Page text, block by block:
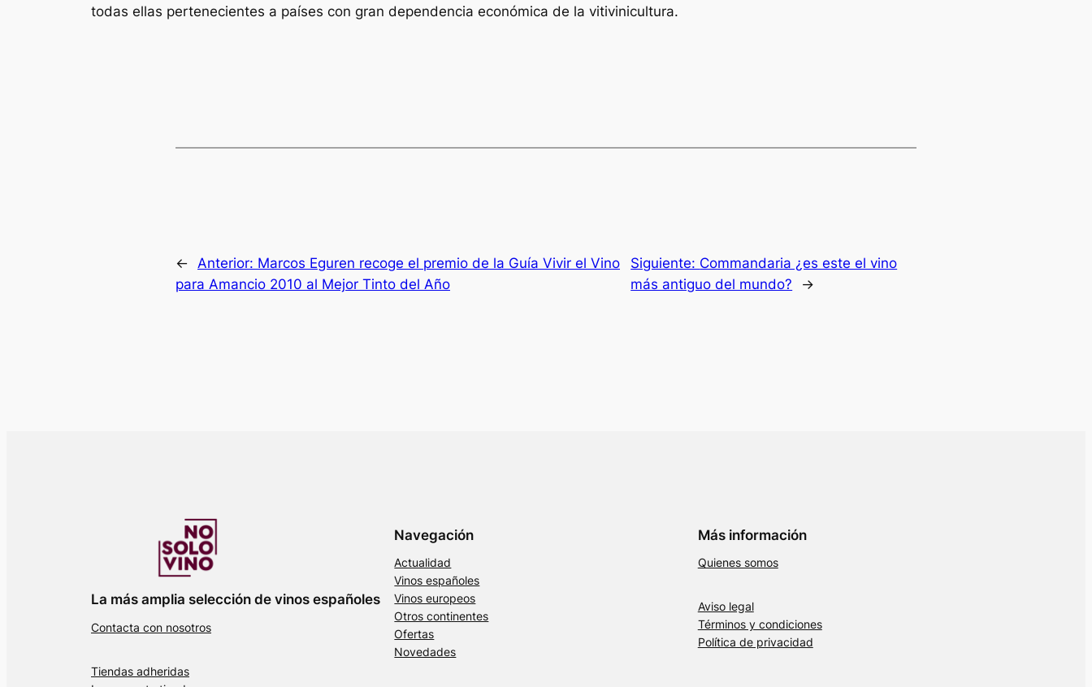
todas ellas pertenecientes a países con gran dependencia económica de la vitivinicultura.
← Anterior: Marcos Eguren recoge el premio de la Guía Vivir el Vino
para Amancio 2010 al Mejor Tinto del Año
Siguiente: Commandaria ¿es este el vino
más antiguo del mundo?
→
La más amplia selección de vinos españoles
Contacta con nosotros
Tiendas adheridas
Navegación
Actualidad
Vinos españoles
Vinos europeos
Otros continentes
Ofertas
Novedades
Más información
Quienes somos
Aviso legal
Términos y condiciones
Política de privacidad